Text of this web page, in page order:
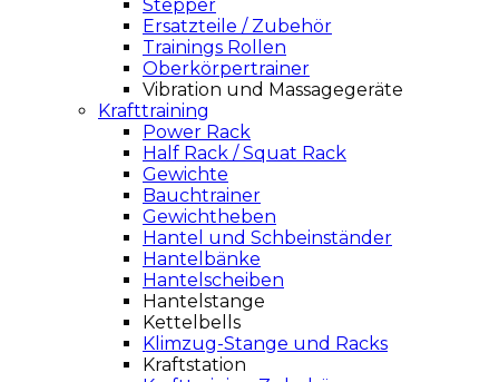
Stepper
Ersatzteile / Zubehör
Trainings Rollen
Oberkörpertrainer
Vibration und Massagegeräte
Krafttraining
Power Rack
Half Rack / Squat Rack
Gewichte
Bauchtrainer
Gewichtheben
Hantel und Schbeinständer
Hantelbänke
Hantelscheiben
Hantelstange
Kettelbells
Klimzug-Stange und Racks
Kraftstation